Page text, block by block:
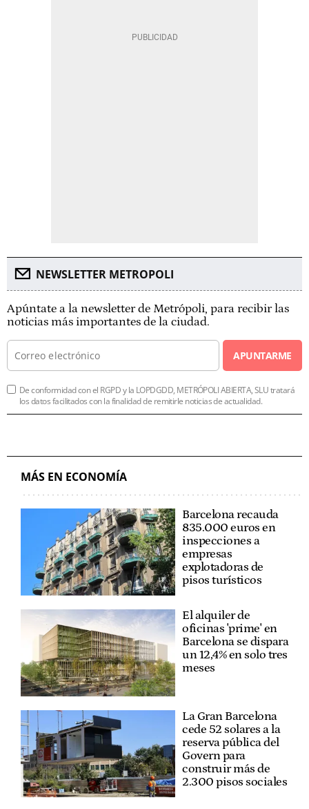
NEWSLETTER METROPOLI
Apúntate a la newsletter de Metrópoli, para recibir las
noticias más importantes de la ciudad.
APUNTARME
De conformidad con el RGPD y la LOPDGDD, METRÓPOLI ABIERTA, SLU tratará
los datos facilitados con la finalidad de remitirle noticias de actualidad.
MÁS EN ECONOMÍA
Barcelona recauda
835.000 euros en
inspecciones a
empresas
explotadoras de
pisos turísticos
El alquiler de
oficinas 'prime' en
Barcelona se dispara
un 12,4% en solo tres
meses
La Gran Barcelona
cede 52 solares a la
reserva pública del
Govern para
construir más de
2.300 pisos sociales